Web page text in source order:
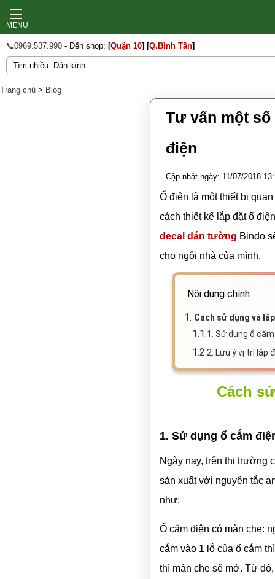
MENU
📞0969.537.990 - Đến shop: [Quận 10] [Q.Bình Tân]
Trang chủ > Blog
Tư vấn một
điện
Cập nhật ngày: 11/07/2018
Ổ điện là một thiết bị
cách thiết kế lắp đặt ổ
decal dán tường Bindo
cho ngôi nhà của mình.
Nội dung chính
1. Cách sử dụng và
1.1.1. Sử dụng ổ
1.2.2. Lưu ý vị trí lắp
Cách
1. Sử dụng ổ cắm
Ngày nay, trên thị trường
sản xuất với nguyên tắc
như:
Ổ cắm điện có màn che:
cắm vào 1 lỗ của ổ cắm
thì màn che sẽ mở. Từ